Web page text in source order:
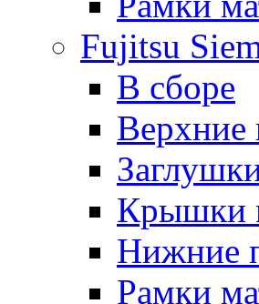
Fujitsu
В сборе
Верхние
Крышки
Нижние
Рамки